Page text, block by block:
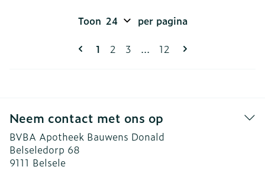
Pagina's
U lees momenteel pagina
1 Pagina
2 Pagina
3 ... Pagina
12
Toon per pagina
Neem contact met ons op
BVBA Apotheek Bauwens Donald
Belseledorp 68
9111 Belsele